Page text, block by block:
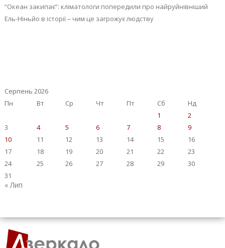
“Океан закипає”: кліматологи попередили про найруйнівніший
Ель-Ніньйо в історії – чим це загрожує людству
Серпень 2026
Пн
Вт Ср Чт Пт Сб
Нд
1
2
3
4 5 6 7 8
9
10
11 12 13 14 15
16
17
18 19 20 21 22
23
24
25 26 27 28 29
30
31
« Лип